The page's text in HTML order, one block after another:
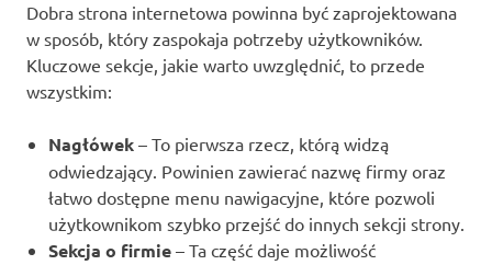
Dobra strona internetowa powinna być zaprojektowana
w sposób, który zaspokaja potrzeby użytkowników.
Kluczowe sekcje, jakie warto uwzględnić, to przede
wszystkim:
Nagłówek – To pierwsza rzecz, którą widzą
odwiedzający. Powinien zawierać nazwę firmy oraz
łatwo dostępne menu nawigacyjne, które pozwoli
użytkownikom szybko przejść do innych sekcji strony.
Sekcja o firmie – Ta część daje możliwość